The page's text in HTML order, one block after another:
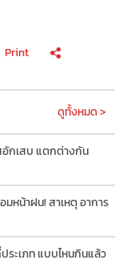
Print
ดูทั้งหมด >
กเสบ แตกต่างกัน
หน้าฝน! สาเหตุ อาการ
ระเภท แบบไหนกินแล้ว